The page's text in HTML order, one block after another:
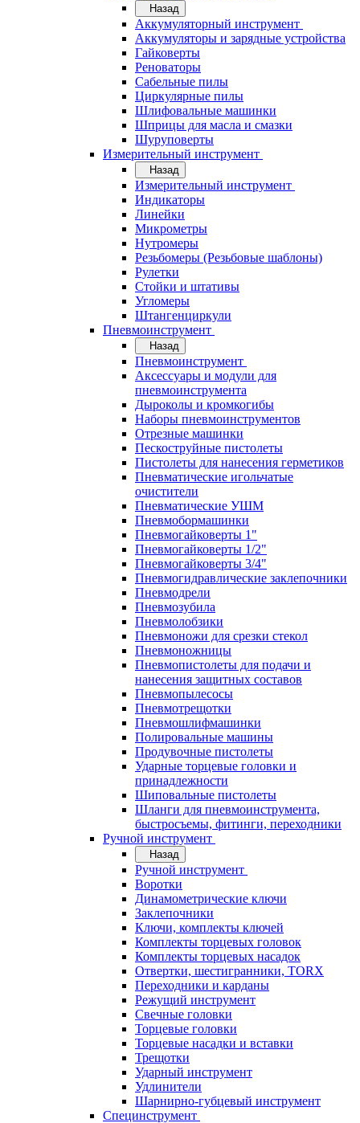
Назад
Аккумуляторный инструмент
Аккумуляторы и зарядные устройства
Гайковерты
Реноваторы
Сабельные пилы
Циркулярные пилы
Шлифовальные машинки
Шприцы для масла и смазки
Шуруповерты
Измерительный инструмент
Назад
Измерительный инструмент
Индикаторы
Линейки
Микрометры
Нутромеры
Резьбомеры (Резьбовые шаблоны)
Рулетки
Стойки и штативы
Угломеры
Штангенциркули
Пневмоинструмент
Назад
Пневмоинструмент
Аксессуары и модули для
пневмоинструмента
Дыроколы и кромкогибы
Наборы пневмоинструментов
Отрезные машинки
Пескоструйные пистолеты
Пистолеты для нанесения герметиков
Пневматические игольчатые
очистители
Пневматические УШМ
Пневмобормашинки
Пневмогайковерты 1"
Пневмогайковерты 1/2"
Пневмогайковерты 3/4"
Пневмогидравлические заклепочники
Пневмодрели
Пневмозубила
Пневмолобзики
Пневмоножи для срезки стекол
Пневмоножницы
Пневмопистолеты для подачи и
нанесения защитных составов
Пневмопылесосы
Пневмотрещотки
Пневмошлифмашинки
Полировальные машины
Продувочные пистолеты
Ударные торцевые головки и
принадлежности
Шиповальные пистолеты
Шланги для пневмоинструмента,
быстросъемы, фитинги, переходники
Ручной инструмент
Назад
Ручной инструмент
Воротки
Динамометрические ключи
Заклепочники
Ключи, комплекты ключей
Комплекты торцевых головок
Комплекты торцевых насадок
Отвертки, шестигранники, TORX
Переходники и карданы
Режущий инструмент
Свечные головки
Торцевые головки
Торцевые насадки и вставки
Трещотки
Ударный инструмент
Удлинители
Шарнирно-губцевый инструмент
Специнструмент